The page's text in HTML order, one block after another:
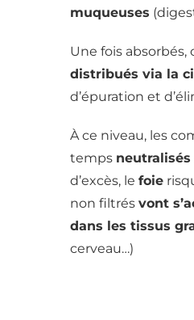
muqueuses
Une fois
distribués via la
d’épuration et
À ce niveau, les
temps neutralisés
d’excès, lefoie
non filtrésvont
dans les tissus
cerveau…)